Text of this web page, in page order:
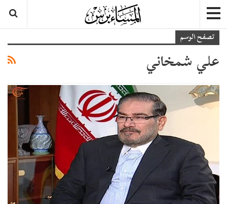
تصفح الوسم
علي شمخاني